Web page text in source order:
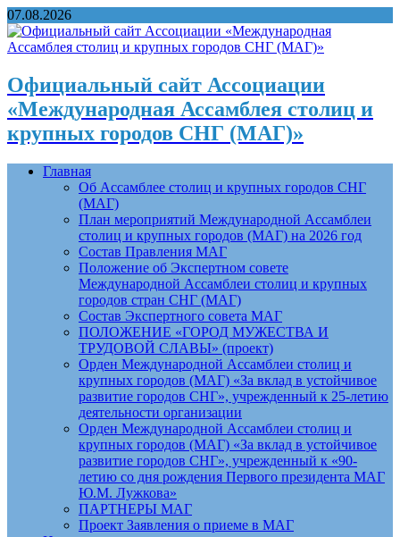
07.08.2026
Официальный сайт Ассоциации
«Международная Ассамблея столиц и
крупных городов СНГ (МАГ)»
Главная
Об Ассамблее столиц и крупных городов СНГ
(МАГ)
План мероприятий Международной Ассамблеи
столиц и крупных городов (МАГ) на 2026 год
Состав Правления МАГ
Положение об Экспертном совете
Международной Ассамблеи столиц и крупных
городов стран СНГ (МАГ)
Состав Экспертного совета МАГ
ПОЛОЖЕНИЕ «ГОРОД МУЖЕСТВА И
ТРУДОВОЙ СЛАВЫ» (проект)
Орден Международной Ассамблеи столиц и
крупных городов (МАГ) «За вклад в устойчивое
развитие городов СНГ», учрежденный к 25-летию
деятельности организации
Орден Международной Ассамблеи столиц и
крупных городов (МАГ) «За вклад в устойчивое
развитие городов СНГ», учрежденный к «90-
летию со дня рождения Первого президента МАГ
Ю.М. Лужкова»
ПАРТНЕРЫ МАГ
Проект Заявления о приеме в МАГ